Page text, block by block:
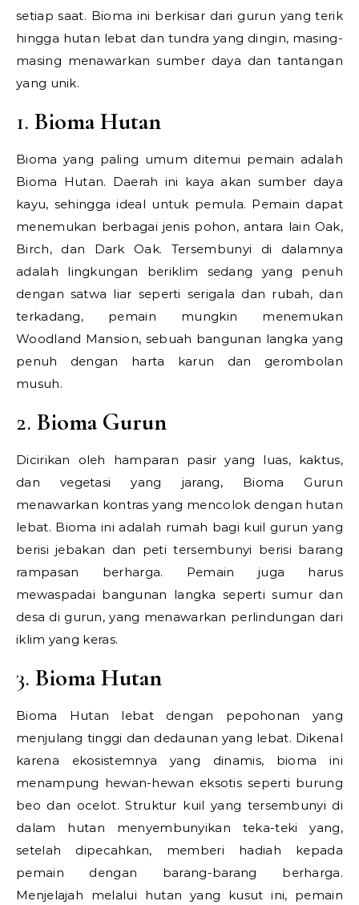
setiap saat. Bioma ini berkisar dari gurun yang terik
hingga hutan lebat dan tundra yang dingin, masing-
masing menawarkan sumber daya dan tantangan
yang unik.
1. Bioma Hutan
Bioma yang paling umum ditemui pemain adalah
Bioma Hutan. Daerah ini kaya akan sumber daya
kayu, sehingga ideal untuk pemula. Pemain dapat
menemukan berbagai jenis pohon, antara lain Oak,
Birch, dan Dark Oak. Tersembunyi di dalamnya
adalah lingkungan beriklim sedang yang penuh
dengan satwa liar seperti serigala dan rubah, dan
terkadang, pemain mungkin menemukan
Woodland Mansion, sebuah bangunan langka yang
penuh dengan harta karun dan gerombolan
musuh.
2. Bioma Gurun
Dicirikan oleh hamparan pasir yang luas, kaktus,
dan vegetasi yang jarang, Bioma Gurun
menawarkan kontras yang mencolok dengan hutan
lebat. Bioma ini adalah rumah bagi kuil gurun yang
berisi jebakan dan peti tersembunyi berisi barang
rampasan berharga. Pemain juga harus
mewaspadai bangunan langka seperti sumur dan
desa di gurun, yang menawarkan perlindungan dari
iklim yang keras.
3. Bioma Hutan
Bioma Hutan lebat dengan pepohonan yang
menjulang tinggi dan dedaunan yang lebat. Dikenal
karena ekosistemnya yang dinamis, bioma ini
menampung hewan-hewan eksotis seperti burung
beo dan ocelot. Struktur kuil yang tersembunyi di
dalam hutan menyembunyikan teka-teki yang,
setelah dipecahkan, memberi hadiah kepada
pemain dengan barang-barang berharga.
Menjelajah melalui hutan yang kusut ini, pemain